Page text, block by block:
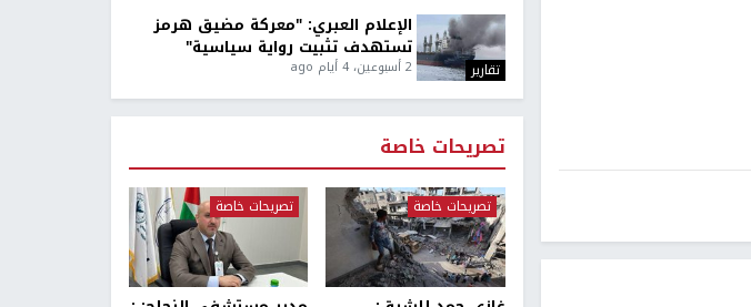
تقارير
الإعلام العبري: "معركة مضيق هرمز
تستهدف تثبيت رواية سياسية"
2 أسبوعين، 4 أيام ago
تصريحات خاصة
تصريحات خاصة تصريحات خاصة